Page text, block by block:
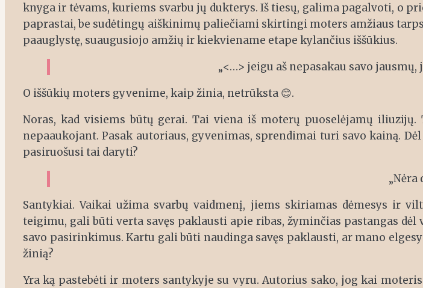
knyga ir tėvams, kuriems svarbu jų dukterys. Iš tiesų, galima pagalvoti, o
paprastai, be sudėtingų aiškinimų paliečiami skirtingi moters amžiaus
paauglystę, suaugusiojo amžių ir kiekviename etape kylančius iššūkius.
„<…> jeigu aš nepasakau savo
O iššūkių moters gyvenime, kaip žinia, netrūksta 😊.
Noras, kad visiems būtų gerai. Tai viena iš moterų puoselėjamų
nepaaukojant. Pasak autoriaus, gyvenimas, sprendimai turi savo kainą.
pasiruošusi tai daryti?
Santykiai. Vaikai užima svarbų vaidmenį, jiems skiriamas dėmesys ir
teigimu, gali būti verta savęs paklausti apie ribas, žyminčias pastangas
savo pasirinkimus. Kartu gali būti naudinga savęs paklausti, ar mano
žinią?
Yra ką pastebėti ir moters santykyje su vyru. Autorius sako, jog kai